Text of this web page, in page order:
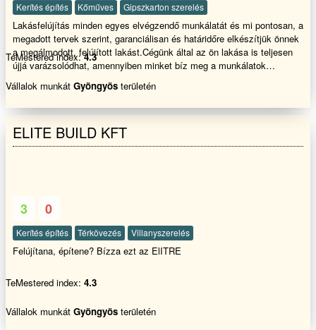
Kerítés építés Kőműves Gipszkarton szerelés
Lakásfelújítás minden egyes elvégzendő munkálatát és mi pontosan, a
megadott tervek szerint, garanciálisan és határidőre elkészítjük önnek
a megálmodott, felújított lakást.Cégünk által az ön lakása is teljesen
újjá varázsolódhat, amennyiben minket bíz meg a munkálatok
TeMestered index:4.3
Vállalok munkát Gyöngyös területén
ELITE BUILD KFT
3 0
Kerítés építés Térkövezés Villanyszerelés
Felújítana, építene? Bízza ezt az ElITRE
TeMestered index: 4.3
Vállalok munkát Gyöngyös területén